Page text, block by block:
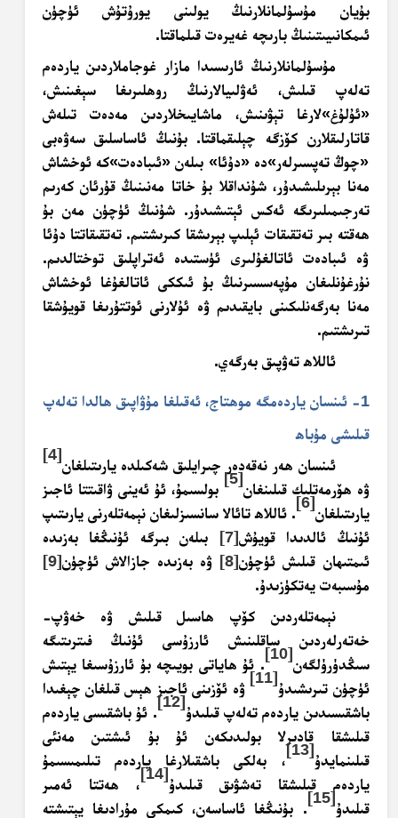
بۇيان مۇسۇلمانلارنىڭ يولىنى يورۇتۇش ئۈچۈن
ئىمكانىيىتىنىڭ بارىچە غەيرەت قىلماقتا.
مۇسۇلمانلارنىڭ ئارىسىدا مازار غوجاملاردىن ياردەم
تەلەپ قىلىش، ئەۋلىيالارنىڭ روھلىرىغا سېغىنىش،
«ئۇلۇغ»لارغا تېۋىنىش، ماشايىخلاردىن مەدەت تىلەش
قاتارلىقلارن كۆزگە چېلىقماقتا. بۇنىڭ ئاساسلىق سەۋەبى
«چوڭ تەپسىرلەر»دە «دۇئا» بىلەن «ئىبادەت»كە ئوخشاش
مەنا بېرىلىشىدۇر، شۇنداقلا بۇ خاتا مەنىنىڭ قۇرئان كەرىم
تەرجىمىلىرىگە ئەكس ئېتىشىدۇر. شۇنىڭ ئۈچۈن مەن بۇ
ھەقتە بىر تەتقىقات ئېلىپ بېرىشقا كىرىشتىم. تەتقىقاتتا دۇئا
ۋە ئىبادەت ئاتالغۇلىرى ئۈستىدە ئەتراپلىق توختالدىم.
نۇرغۇنلىغان مۇپەسسىرنىڭ بۇ ئىككى ئاتالغۇغا ئوخشاش
مەنا بەرگەنلىكىنى بايقىدىم ۋە ئۇلارنى ئوتتۇرىغا قويۇشقا
تىرىشتىم.
ئاللاھ تەۋپىق بەرگەي.
1- ئىنسان ياردەمگە موھتاج، ئەقىلغا مۇۋاپىق ھالدا تەلەپ
قىلىشى مۇباھ
ئىنسان ھەر نەقەدەر چىرايلىق شەكىلدە يارىتىلغان
[4]
ۋە ھۆرمەتلىك قىلىنغان
[5]
بولسىمۇ، ئۇ ئەينى ۋاقىتتا ئاجىز
يارىتىلغان
[6]
. ئاللاھ تائالا سانسىزلىغان نېمەتلەرنى يارىتىپ
ئۇنىڭ ئالدىدا قويۇش[7] بىلەن بىرگە ئۇنىڭغا بەزىدە
ئىمتىھان قىلىش ئۈچۈن[8] ۋە بەزىدە جازالاش ئۈچۈن[9]
مۇسىبەت يەتكۈزىدۇ.
نېمەتلەردىن كۆپ ھاسىل قىلىش ۋە خەۋپ-
خەتەرلەردىن ساقلىنىش ئارزۇسى ئۇنىڭ فىترىتىگە
سىڭدۈرۈلگەن
[10]
. ئۇ ھاياتى بويىچە بۇ ئارزۇسىغا يېتىش
ئۈچۈن تىرىشىدۇ
[11]
ۋە ئۆزىنى ئاجىز ھېس قىلغان چېغىدا
باشقىسىدىن ياردەم تەلەپ قىلىدۇ
[12]
. ئۇ باشقىسى ياردەم
قىلىشقا قادىرلا بولىدىكەن ئۇ بۇ ئىشتىن مەنئى
قىلىنمايدۇ
[13]
، بەلكى باشقىلارغا ياردەم تىلىمىسىمۇ
ياردەم قىلىشقا تەشۋىق قىلىدۇ
[14]
، ھەتتا ئەمىر
قىلىدۇ
[15]
. بۇنىڭغا ئاساسەن، كىمكى مۇرادىغا يېتىشتە